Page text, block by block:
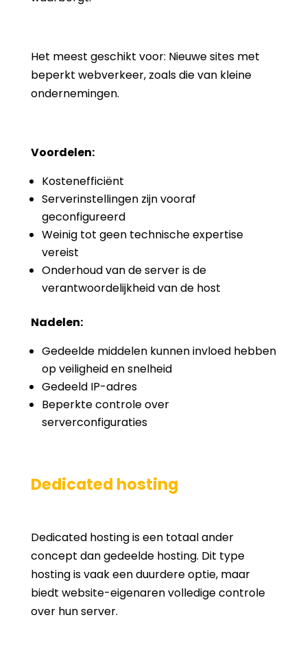
Het meest geschikt voor: Nieuwe sites met
beperkt webverkeer, zoals die van kleine
ondernemingen.
Voordelen:
Kostenefficiënt
Serverinstellingen zijn vooraf
geconfigureerd
Weinig tot geen technische expertise
vereist
Onderhoud van de server is de
verantwoordelijkheid van de host
Nadelen:
Gedeelde middelen kunnen invloed hebben
op veiligheid en snelheid
Gedeeld IP-adres
Beperkte controle over
serverconfiguraties
Dedicated hosting
Dedicated hosting is een totaal ander
concept dan gedeelde hosting. Dit type
hosting is vaak een duurdere optie, maar
biedt website-eigenaren volledige controle
over hun server.